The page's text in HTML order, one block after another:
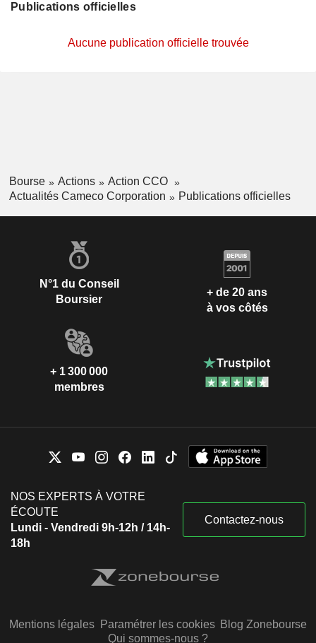
Publications officielles
Aucune publication officielle trouvée
Bourse Actions
Action CCO
Actualités Cameco Corporation
Publications officielles
N°1 du Conseil
Boursier
+ de 20 ans
à vos côtés
+ 1 300 000
membres
NOS EXPERTS À VOTRE
ÉCOUTE
Lundi - Vendredi 9h-12h / 14h-
18h
Contactez-nous
Mentions légales Paramétrer les cookies Blog Zonebourse
Qui sommes-nous ?